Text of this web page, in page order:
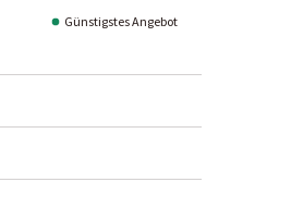
Günstigstes Angebot